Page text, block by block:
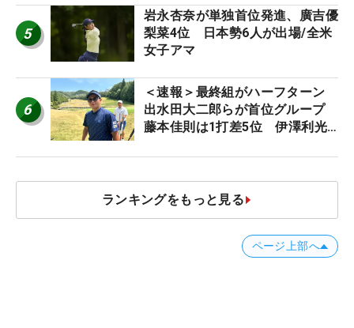
5
岩永杏奈が単独首位発進、廣吉優
梨菜4位 日本勢6人が出場/全米
女子アマ
6
＜速報＞最終組がハーフターン
出水田大二郎らが首位グループ
藤本佳則は1打差5位 伊澤利光
JOYX OPEN】
ランキングをもっと見る
ページ上部へ